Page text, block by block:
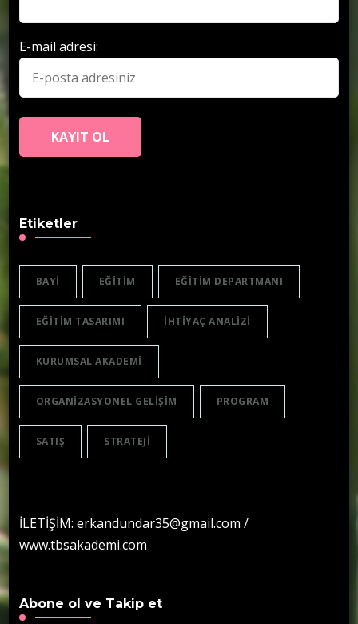
E-mail adresi:
Etiketler
BAYI EĞITIM EĞITIM DEPARTMANI
EĞITIM TASARIMI IHTIYAÇ ANALIZI
KURUMSAL AKADEMI
ORGANIZASYONEL GELIŞIM PROGRAM
SATIŞ STRATEJI
İLETİŞİM: erkandundar35@gmail.com /
www.tbsakademi.com
Abone ol ve Takip et